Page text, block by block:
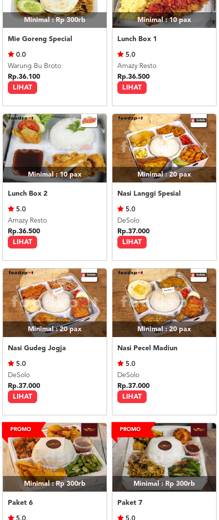
Minimal : Rp 300rb
Mie Goreng Special
LIHAT
0.0
Warung Bu Broto
Rp.36.100
Minimal : 10pax
Lunch Box 1
LIHAT
5.0
Amazy Resto
Rp.36.500
Minimal : 10pax
Lunch Box 2
LIHAT
5.0
Amazy Resto
Rp.36.500
Minimal : 20pax
Nasi Langgi Spesial
LIHAT
5.0
DeSolo
Rp.37.000
Minimal : 20pax
Nasi Gudeg Jogja
LIHAT
5.0
DeSolo
Rp.37.000
Minimal : 20pax
Nasi Pecel Madiun
LIHAT
5.0
DeSolo
Rp.37.000
Minimal : Rp 300rb
Paket 6
5.0
Minimal : Rp 300rb
Paket 7
5.0